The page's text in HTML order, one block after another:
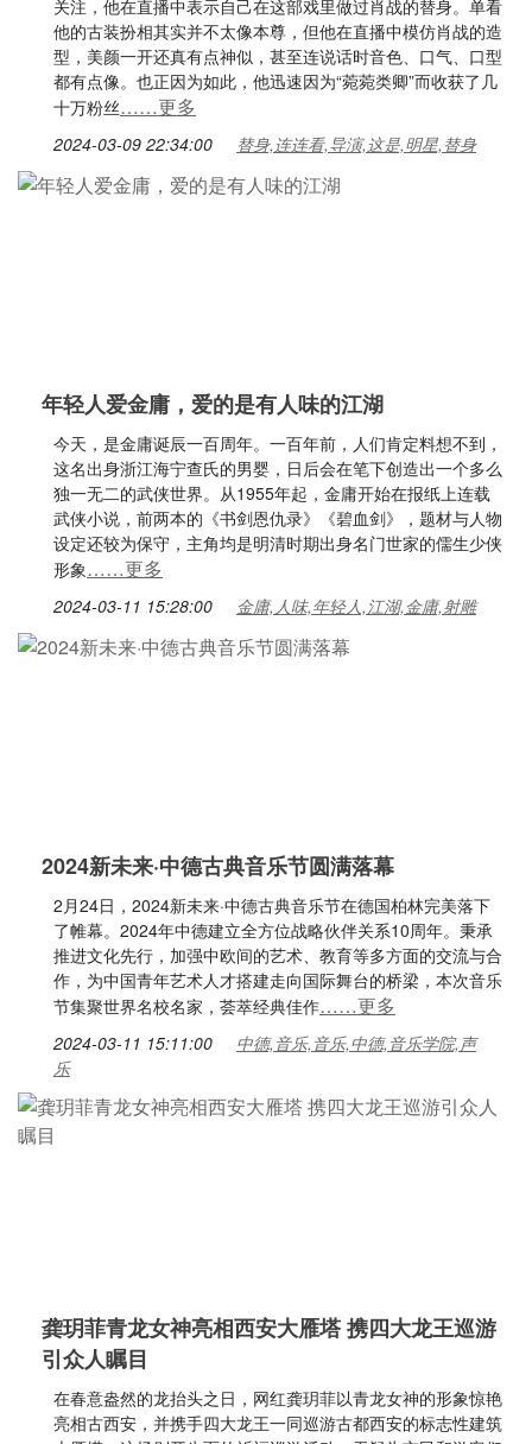
关注，他在直播中表示自己在这部戏里做过肖战的替身。单看
他的古装扮相其实并不太像本尊，但他在直播中模仿肖战的造
型，美颜一开还真有点神似，甚至连说话时音色、口气、口型
都有点像。也正因为如此，他迅速因为“菀菀类卿”而收获了几
十万粉丝……更多
2024-03-09 22:34:00 替身,连连看,导演,这是,明星,替身
年轻人爱金庸，爱的是有人味的江湖
今天，是金庸诞辰一百周年。一百年前，人们肯定料想不到，
这名出身浙江海宁查氏的男婴，日后会在笔下创造出一个多么
独一无二的武侠世界。从1955年起，金庸开始在报纸上连载
武侠小说，前两本的《书剑恩仇录》《碧血剑》，题材与人物
设定还较为保守，主角均是明清时期出身名门世家的儒生少侠
形象……更多
2024-03-11 15:28:00 金庸,人味,年轻人,江湖,金庸,射雕
2024新未来·中德古典音乐节圆满落幕
2月24日，2024新未来·中德古典音乐节在德国柏林完美落下
了帷幕。2024年中德建立全方位战略伙伴关系10周年。秉承
推进文化先行，加强中欧间的艺术、教育等多方面的交流与合
作，为中国青年艺术人才搭建走向国际舞台的桥梁，本次音乐
节集聚世界名校名家，荟萃经典佳作……更多
2024-03-11 15:11:00
中德,音乐,音乐,中德,音乐学院,声
乐
龚玥菲青龙女神亮相西安大雁塔 携四大龙王巡游
引众人瞩目
在春意盎然的龙抬头之日，网红龚玥菲以青龙女神的形象惊艳
亮相古西安，并携手四大龙王一同巡游古都西安的标志性建筑